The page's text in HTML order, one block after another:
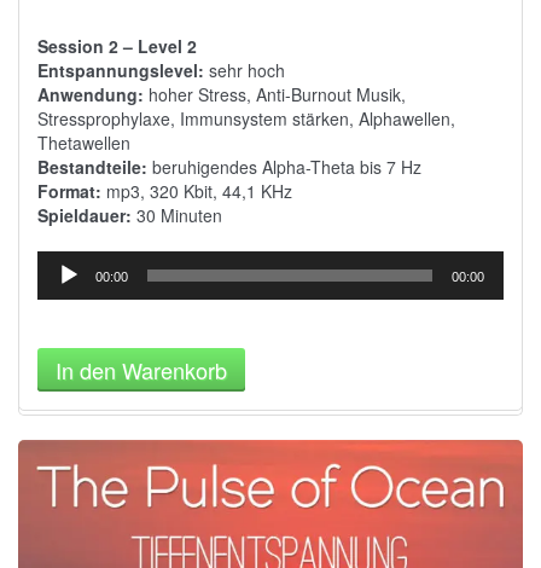
Session 2 – Level 2
Entspannungslevel: sehr hoch
Anwendung: hoher Stress, Anti-Burnout Musik,
Stressprophylaxe, Immunsystem stärken, Alphawellen,
Thetawellen
Bestandteile: beruhigendes Alpha-Theta bis 7 Hz
Format: mp3, 320 Kbit, 44,1 KHz
Spieldauer: 30 Minuten
Audio-
Player
00:00 00:00
In den Warenkorb